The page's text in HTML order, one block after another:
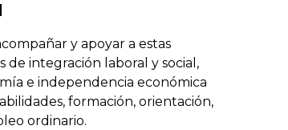
y apoyar a estas
de integración laboral y social,
e independencia económica
formación, orientación,
ordinario.